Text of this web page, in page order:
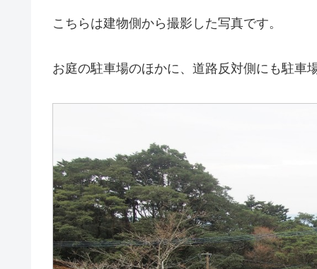
こちらは建物側から撮影した写真です。
お庭の駐車場のほかに、道路反対側にも駐車